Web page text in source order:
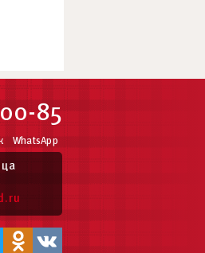
85
WhatsApp